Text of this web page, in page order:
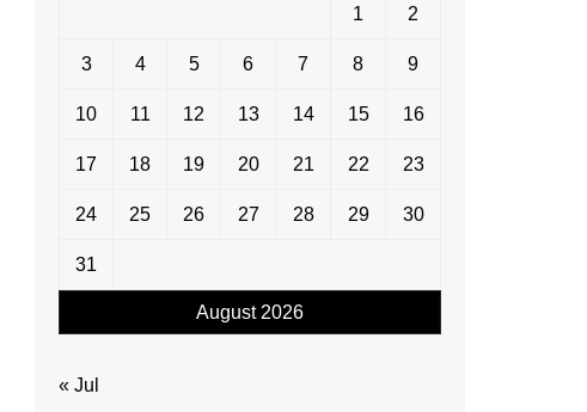
August 2026
1 2
3 4 5 6 7 8 9
10 11 12 13 14 15 16
17 18 19 20 21 22 23
24 25 26 27 28 29 30
31
« Jul